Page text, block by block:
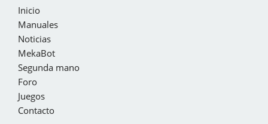
Inicio
Manuales
Noticias
MekaBot
Segunda mano
Foro
Juegos
Contacto